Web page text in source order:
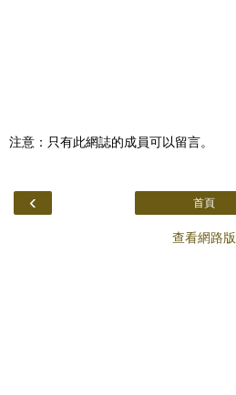
注意：只有此網誌的成員可以留言。
‹ 首頁
查看網路版